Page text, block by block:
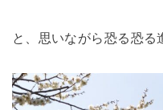
と、思いながら恐る恐る